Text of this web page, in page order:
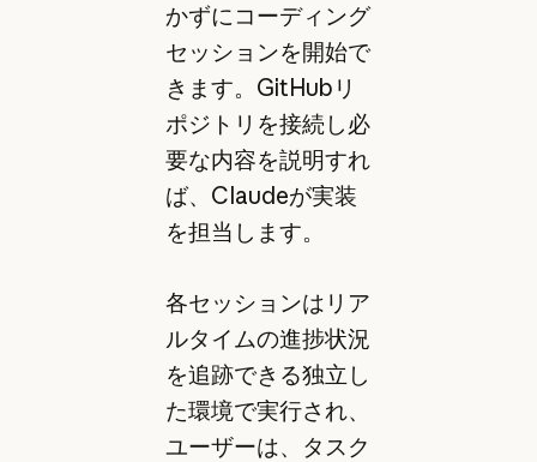
かずにコーディング
セッションを開始で
きます。GitHubリ
ポジトリを接続し必
要な内容を説明すれ
ば、Claudeが実装
を担当します。
各セッションはリア
ルタイムの進捗状況
を追跡できる独立し
た環境で実行され、
ユーザーは、タスク